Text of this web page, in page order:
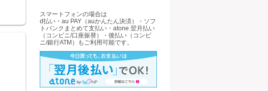
スマートフォンの場合は
d払い・au PAY（auかんたん決済）・ソフ
トバンクまとめて支払い・atone 翌月払い
（コンビニ/口座振替）・後払い（コンビ
ニ/銀行ATM）もご利用可能です。